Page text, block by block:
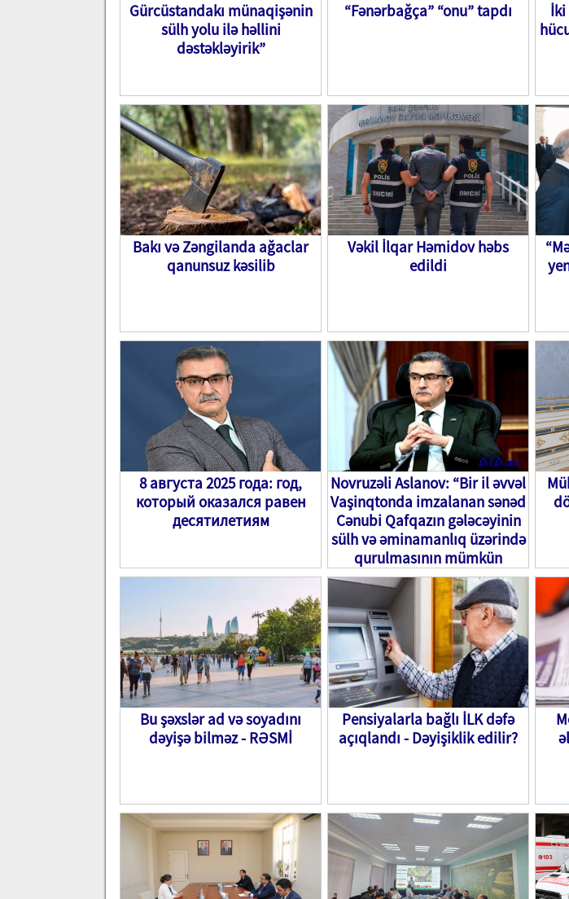
Gürcüstandakı münaqişənin
sülh yolu ilə həllini
dəstəkləyirik”
“Fənərbağça” “onu” tapdı
Bakı və Zəngilanda ağaclar
qanunsuz kəsilib
Vəkil İlqar Həmidov həbs
edildi
8 августа 2025 года: год,
который оказался равен
десятилетиям
Novruzəli Aslanov: “Bir il əvvəl
Vaşinqtonda imzalanan sənəd
Cənubi Qafqazın gələcəyinin
sülh və əminamanlıq üzərində
qurulmasının mümkün
olduğunu nümayiş etdirir”
Bu şəxslər ad və soyadını
dəyişə bilməz - RƏSMİ
Pensiyalarla bağlı İLK dəfə
açıqlandı - Dəyişiklik edilir?